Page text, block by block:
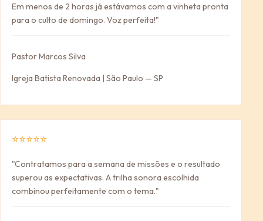
Em menos de 2 horas já estávamos com a vinheta pronta
para o culto de domingo. Voz perfeita!"
Pastor Marcos Silva
Igreja Batista Renovada | São Paulo — SP
⭐⭐⭐⭐⭐
"Contratamos para a semana de missões e o resultado
superou as expectativas. A trilha sonora escolhida
combinou perfeitamente com o tema."